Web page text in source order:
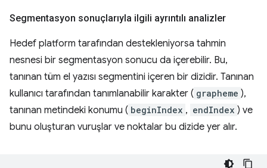
Segmentasyon sonuçlarıyla ilgili ayrıntılı analizler
Hedef platform tarafından destekleniyorsa tahmin
nesnesi bir segmentasyon sonucu da içerebilir. Bu,
tanınan tüm el yazısı segmentini içeren bir dizidir. Tanınan
kullanıcı tarafından tanımlanabilir karakter ( grapheme ),
tanınan metindeki konumu ( beginIndex , endIndex ) ve
bunu oluşturan vuruşlar ve noktalar bu dizide yer alır.